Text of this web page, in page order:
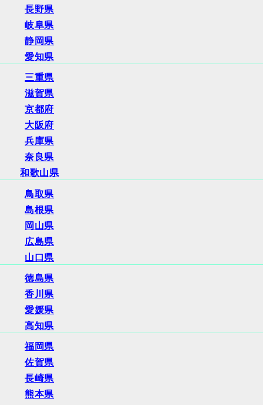
長野県
岐阜県
静岡県
愛知県
三重県
滋賀県
京都府
大阪府
兵庫県
奈良県
和歌山県
鳥取県
島根県
岡山県
広島県
山口県
徳島県
香川県
愛媛県
高知県
福岡県
佐賀県
長崎県
熊本県